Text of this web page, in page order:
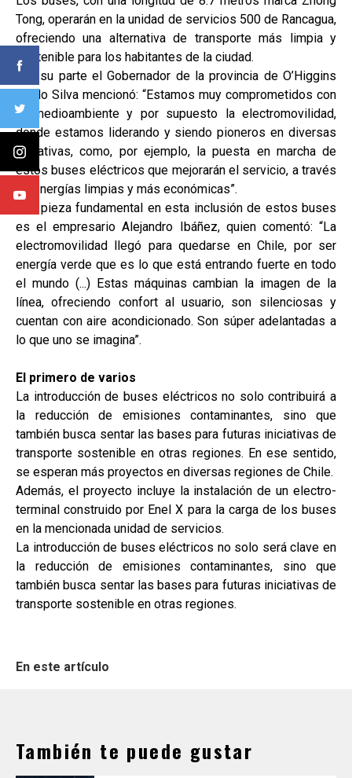
Tong, operarán en la unidad de servicios 500 de Rancagua,
ofreciendo una alternativa de transporte más limpia y
sostenible para los habitantes de la ciudad.
Por su parte el Gobernador de la provincia de O’Higgins
Pablo Silva mencionó: “Estamos muy comprometidos con
el medioambiente y por supuesto la electromovilidad,
donde estamos liderando y siendo pioneros en diversas
iniciativas, como, por ejemplo, la puesta en marcha de
estos buses eléctricos que mejorarán el servicio, a través
de energías limpias y más económicas”.
Una pieza fundamental en esta inclusión de estos buses
es el empresario Alejandro Ibáñez, quien comentó: “La
electromovilidad llegó para quedarse en Chile, por ser
energía verde que es lo que está entrando fuerte en todo
el mundo (...) Estas máquinas cambian la imagen de la
línea, ofreciendo confort al usuario, son silenciosas y
cuentan con aire acondicionado. Son súper adelantadas a
lo que uno se imagina”.
El primero de varios
La introducción de buses eléctricos no solo contribuirá a
la reducción de emisiones contaminantes, sino que
también busca sentar las bases para futuras iniciativas de
transporte sostenible en otras regiones. En ese sentido,
se esperan más proyectos en diversas regiones de Chile.
Además, el proyecto incluye la instalación de un electro-
terminal construido por Enel X para la carga de los buses
en la mencionada unidad de servicios.
La introducción de buses eléctricos no solo será clave en
la reducción de emisiones contaminantes, sino que
también busca sentar las bases para futuras iniciativas de
transporte sostenible en otras regiones.
En este artículo
También te puede gustar